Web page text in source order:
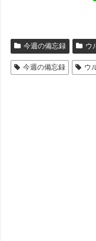
今週の備忘録 ウ
今週の備忘録 ウ